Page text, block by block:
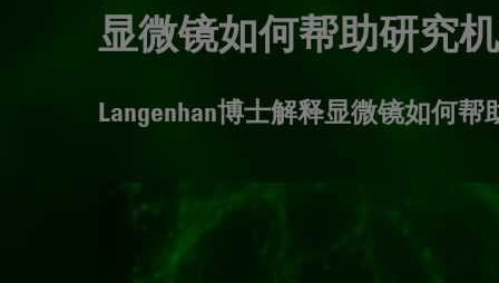
显微镜如何帮助研究
Langenhan博士解释显微镜如何